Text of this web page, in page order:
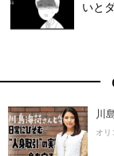
いと
川
オリ